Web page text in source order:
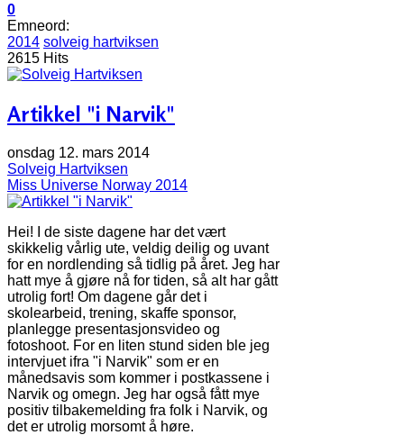
0
Emneord:
2014 solveig hartviksen
2615 Hits
Artikkel "i Narvik"
onsdag 12. mars 2014
Solveig Hartviksen
Miss Universe Norway 2014
Hei! I de siste dagene har det vært
skikkelig vårlig ute, veldig deilig og uvant
for en nordlending så tidlig på året. Jeg har
hatt mye å gjøre nå for tiden, så alt har gått
utrolig fort! Om dagene går det i
skolearbeid, trening, skaffe sponsor,
planlegge presentasjonsvideo og
fotoshoot. For en liten stund siden ble jeg
intervjuet ifra "i Narvik" som er en
månedsavis som kommer i postkassene i
Narvik og omegn. Jeg har også fått mye
positiv tilbakemelding fra folk i Narvik, og
det er utrolig morsomt å høre.